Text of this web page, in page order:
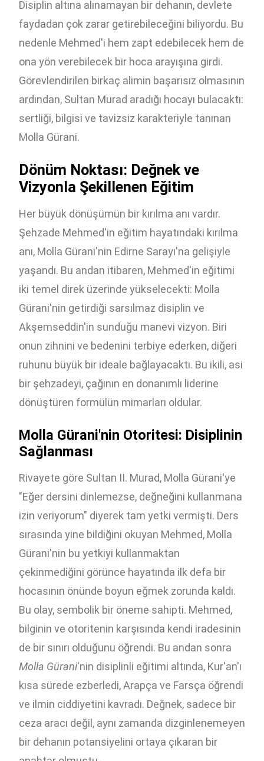
Disiplin altına alınamayan bir dehanın, devlete
faydadan çok zarar getirebileceğini biliyordu. Bu
nedenle Mehmed'i hem zapt edebilecek hem de
ona yön verebilecek bir hoca arayışına girdi.
Görevlendirilen birkaç alimin başarısız olmasının
ardından, Sultan Murad aradığı hocayı bulacaktı:
sertliği, bilgisi ve tavizsiz karakteriyle tanınan
Molla Gürani.
Dönüm Noktası: Değnek ve
Vizyonla Şekillenen Eğitim
Her büyük dönüşümün bir kırılma anı vardır.
Şehzade Mehmed'in eğitim hayatındaki kırılma
anı, Molla Gürani'nin Edirne Sarayı'na gelişiyle
yaşandı. Bu andan itibaren, Mehmed'in eğitimi
iki temel direk üzerinde yükselecekti: Molla
Gürani'nin getirdiği sarsılmaz disiplin ve
Akşemseddin'in sunduğu manevi vizyon. Biri
onun zihnini ve bedenini terbiye ederken, diğeri
ruhunu büyük bir ideale bağlayacaktı. Bu ikili, asi
bir şehzadeyi, çağının en donanımlı liderine
dönüştüren formülün mimarları oldular.
Molla Gürani'nin Otoritesi: Disiplinin
Sağlanması
Rivayete göre Sultan II. Murad, Molla Gürani'ye
"Eğer dersini dinlemezse, değneğini kullanmana
izin veriyorum" diyerek tam yetki vermişti. Ders
sırasında yine bildiğini okuyan Mehmed, Molla
Gürani'nin bu yetkiyi kullanmaktan
çekinmediğini görünce hayatında ilk defa bir
hocasının önünde boyun eğmek zorunda kaldı.
Bu olay, sembolik bir öneme sahipti. Mehmed,
bilginin ve otoritenin karşısında kendi iradesinin
de bir sınırı olduğunu öğrendi. Bu andan sonra
Molla Gürani'nin disiplinli eğitimi altında, Kur'an'ı
kısa sürede ezberledi, Arapça ve Farsça öğrendi
ve ilmin ciddiyetini kavradı. Değnek, sadece bir
ceza aracı değil, aynı zamanda dizginlenemeyen
bir dehanın potansiyelini ortaya çıkaran bir